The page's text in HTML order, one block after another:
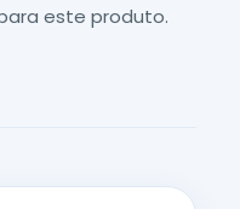
este produto.